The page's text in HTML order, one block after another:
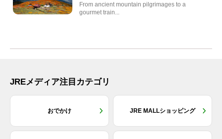
From ancient mountain pilgrimages to a
gourmet train...
JREメディア注目カテゴリ
おでかけ JRE MALLショッピング